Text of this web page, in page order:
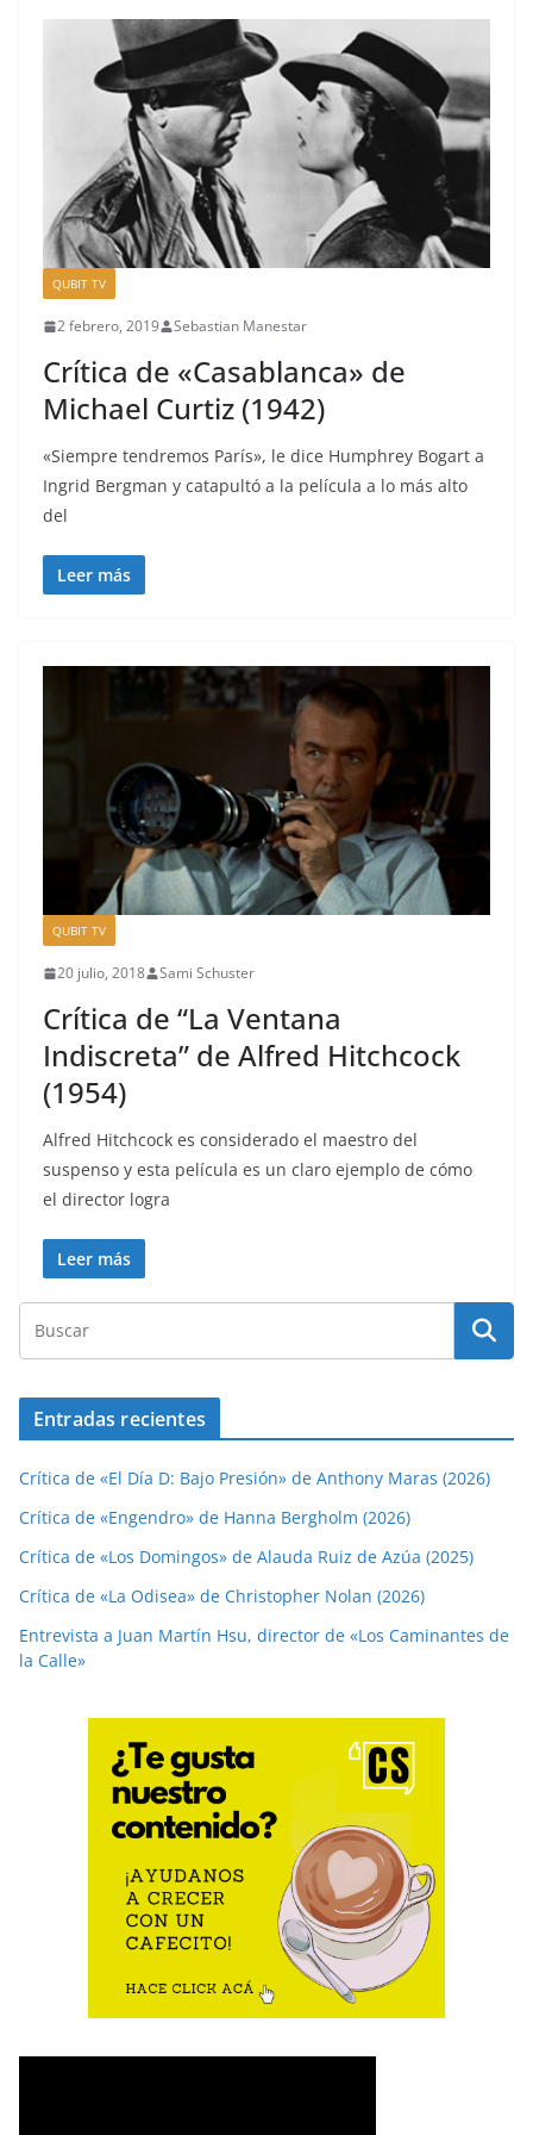
QUBIT TV
2 febrero, 2019 Sebastian Manestar
Crítica de «Casablanca» de
Michael Curtiz (1942)
«Siempre tendremos París», le dice Humphrey Bogart a
Ingrid Bergman y catapultó a la película a lo más alto
del
Leer más
QUBIT TV
20 julio, 2018 Sami Schuster
Crítica de “La Ventana
Indiscreta” de Alfred Hitchcock
(1954)
Alfred Hitchcock es considerado el maestro del
suspenso y esta película es un claro ejemplo de cómo
el director logra
Leer más
Entradas recientes
Crítica de «El Día D: Bajo Presión» de Anthony Maras (2026)
Crítica de «Engendro» de Hanna Bergholm (2026)
Crítica de «Los Domingos» de Alauda Ruiz de Azúa (2025)
Crítica de «La Odisea» de Christopher Nolan (2026)
Entrevista a Juan Martín Hsu, director de «Los Caminantes de
la Calle»